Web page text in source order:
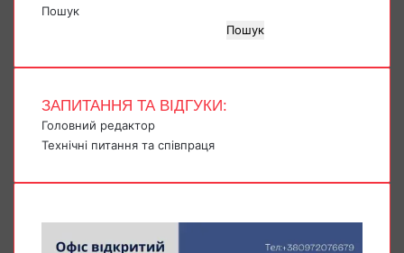
Пошук
Пошук
ЗАПИТАННЯ ТА ВІДГУКИ:
Головний редактор
Технічні питання та співпраця